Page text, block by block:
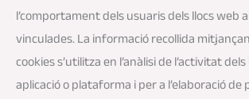
l’comportament dels usuaris dels llocs web
vinculades. La informació recollida
cookies s’utilitza en l’anàlisi de l’activitat
aplicació o plataforma i per a l’elaboració de